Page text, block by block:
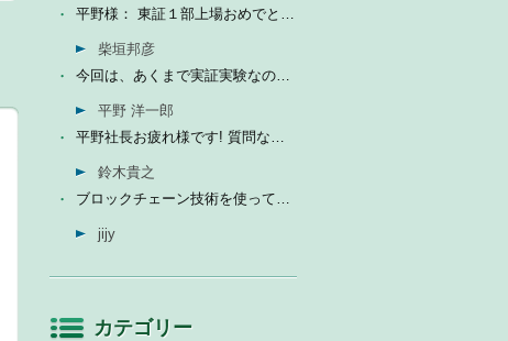
平野様： 東証１部上場おめでとうございます。ひとえに平...
柴垣邦彦
今回は、あくまで実証実験なので、当社の売上に関しては未定...
平野 洋一郎
平野社長お疲れ様です! 質問なんですが、インフォテリアはソ...
鈴木貴之
ブロックチェーン技術を使って、現状それなりに触れる機会が...
jijy
カテゴリー